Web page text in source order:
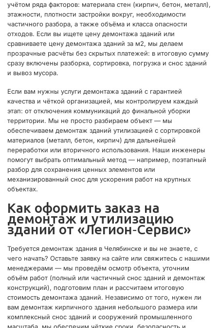
учётом ряда факторов: материала стен (кирпич, бетон, металл),
этажности, плотности застройки вокруг, необходимости
частичного разбора, а также объёма и класса опасности
отходов. Если вы ищете цену демонтажа зданий или
сравниваете цену демонтажа зданий за м2, мы делаем
прозрачные расчёты без скрытых платежей: в итоговую сумму
сразу включены разборка, сортировка, погрузка и снос зданий
и вывоз мусора.
Если вам нужны услуги демонтажа зданий с гарантией
качества и чёткой организацией, мы контролируем каждый
этап: от отключения коммуникаций до финальной уборки
территории. Мы не просто разбираем объект — мы
обеспечиваем демонтаж зданий утилизацией с сортировкой
материалов (металл, бетон, кирпич) для дальнейшей
переработки или вторичного использования. Наши инженеры
помогут выбрать оптимальный метод — например, поэтапный
разбор для сохранения ценных элементов или
механизированный снос для ускорения работ на крупных
объектах.
Как оформить заказ на
демонтаж и утилизацию
зданий от «Легион‑Сервис»
Требуется демонтаж здания в Челябинске и вы не знаете, с
чего начать? Оставьте заявку на сайте или свяжитесь с нашими
менеджерами — мы проведём осмотр объекта, уточним
объём работ (полный или частичный снос зданий и демонтаж
конструкций), подготовим план и рассчитаем итоговую
стоимость демонтажа зданий. Независимо от того, нужен ли
вам демонтаж кирпичного здания небольшого размера или
комплексный снос зданий и сооружений промышленного